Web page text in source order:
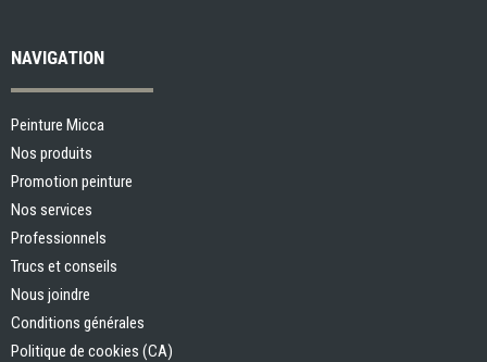
NAVIGATION
Peinture Micca
Nos produits
Promotion peinture
Nos services
Professionnels
Trucs et conseils
Nous joindre
Conditions générales
Politique de cookies (CA)